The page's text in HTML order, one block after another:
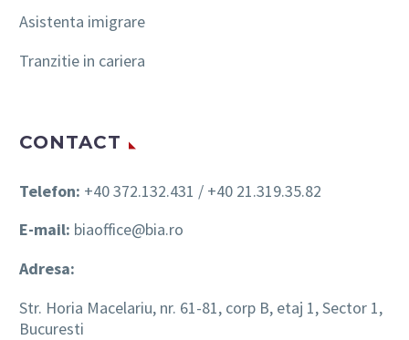
Asistenta imigrare
Tranzitie in cariera
CONTACT
Telefon: +40 372.132.431 / +40 21.319.35.82
E-mail: biaoffice@bia.ro
Adresa:
Str. Horia Macelariu, nr. 61-81, corp B, etaj 1, Sector 1,
Bucuresti